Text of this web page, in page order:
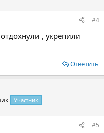
#4
, укрепили
Ответить
Участник
#5